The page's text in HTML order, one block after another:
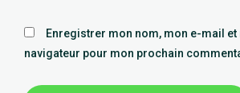
Enregistrer mon nom, mon e-mail
navigateur pour mon prochain